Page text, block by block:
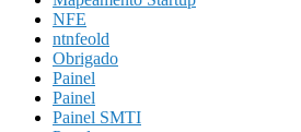
NFE
ntnfeold
Obrigado
Painel
Painel
Painel SMTI